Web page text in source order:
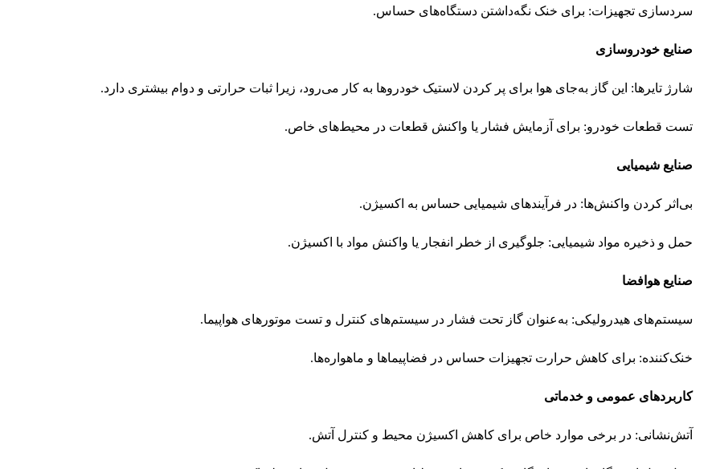
سردسازی تجهیزات: برای خنک نگه‌داشتن دستگاه‌های حساس.
صنایع خودروسازی
شارژ تایرها: این گاز به‌جای هوا برای پر کردن لاستیک خودروها به کار می‌رود، زیرا ثبات حرارتی و دوام بیشتری دارد.
تست قطعات خودرو: برای آزمایش فشار یا واکنش قطعات در محیط‌های خاص.
صنایع شیمیایی
بی‌اثر کردن واکنش‌ها: در فرآیندهای شیمیایی حساس به اکسیژن.
حمل و ذخیره مواد شیمیایی: جلوگیری از خطر انفجار یا واکنش مواد با اکسیژن.
صنایع هوافضا
سیستم‌های هیدرولیکی: به‌عنوان گاز تحت فشار در سیستم‌های کنترل و تست موتورهای هواپیما.
خنک‌کننده: برای کاهش حرارت تجهیزات حساس در فضاپیماها و ماهواره‌ها.
کاربردهای عمومی و خدماتی
آتش‌نشانی: در برخی موارد خاص برای کاهش اکسیژن محیط و کنترل آتش.